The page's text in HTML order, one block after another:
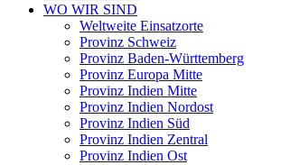
WO WIR SIND
Weltweite Einsatzorte
Provinz Schweiz
Provinz Baden-Württemberg
Provinz Europa Mitte
Provinz Indien Mitte
Provinz Indien Nordost
Provinz Indien Süd
Provinz Indien Zentral
Provinz Indien Ost